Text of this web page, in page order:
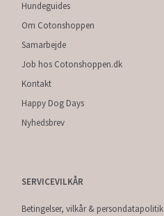
Hundeguides
Om Cotonshoppen
Samarbejde
Job hos Cotonshoppen.dk
Kontakt
Happy Dog Days
Nyhedsbrev
SERVICEVILKÅR
Betingelser, vilkår & persondatapolitik